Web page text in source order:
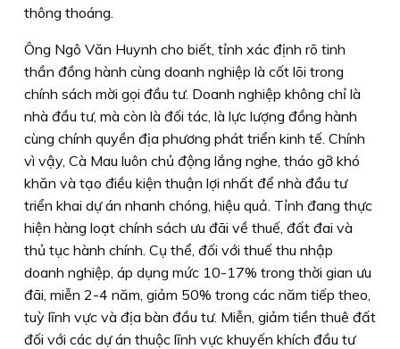
thông thoáng.
Ông Ngô Văn Huynh cho biết, tỉnh xác định rõ tinh
thần đồng hành cùng doanh nghiệp là cốt lõi trong
chính sách mời gọi đầu tư. Doanh nghiệp không chỉ là
nhà đầu tư, mà còn là đối tác, là lực lượng đồng hành
cùng chính quyền địa phương phát triển kinh tế. Chính
vì vậy, Cà Mau luôn chủ động lắng nghe, tháo gỡ khó
khăn và tạo điều kiện thuận lợi nhất để nhà đầu tư
triển khai dự án nhanh chóng, hiệu quả. Tỉnh đang thực
hiện hàng loạt chính sách ưu đãi về thuế, đất đai và
thủ tục hành chính. Cụ thể, đối với thuế thu nhập
doanh nghiệp, áp dụng mức 10-17% trong thời gian ưu
đãi, miễn 2-4 năm, giảm 50% trong các năm tiếp theo,
tuỳ lĩnh vực và địa bàn đầu tư. Miễn, giảm tiền thuê đất
đối với các dự án thuộc lĩnh vực khuyến khích đầu tư